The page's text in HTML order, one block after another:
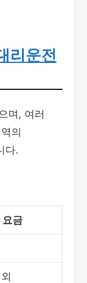
리운전
며, 여러
의
다.
요금